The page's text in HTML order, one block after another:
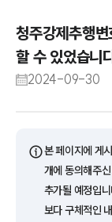
청주강제추행
할 수 있었습니
2024-09-30
ⓘ본 페이지에 게
개에 동의해주
추가될 예정입
보다 구체적인